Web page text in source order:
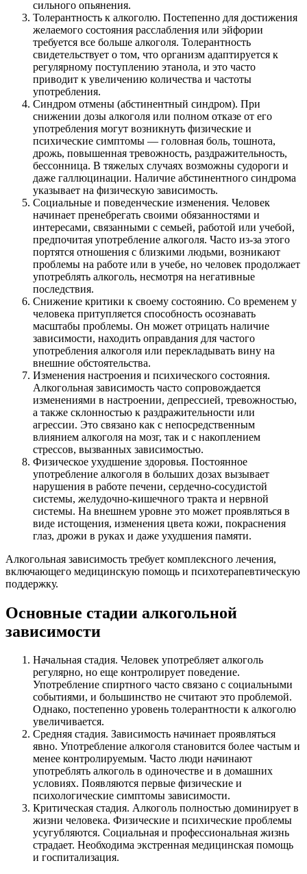
сильного опьянения.
Толерантность к алкоголю. Постепенно для достижения
желаемого состояния расслабления или эйфории
требуется все больше алкоголя. Толерантность
свидетельствует о том, что организм адаптируется к
регулярному поступлению этанола, и это часто
приводит к увеличению количества и частоты
употребления.
Синдром отмены (абстинентный синдром). При
снижении дозы алкоголя или полном отказе от его
употребления могут возникнуть физические и
психические симптомы — головная боль, тошнота,
дрожь, повышенная тревожность, раздражительность,
бессонница. В тяжелых случаях возможны судороги и
даже галлюцинации. Наличие абстинентного синдрома
указывает на физическую зависимость.
Социальные и поведенческие изменения. Человек
начинает пренебрегать своими обязанностями и
интересами, связанными с семьей, работой или учебой,
предпочитая употребление алкоголя. Часто из-за этого
портятся отношения с близкими людьми, возникают
проблемы на работе или в учебе, но человек продолжает
употреблять алкоголь, несмотря на негативные
последствия.
Снижение критики к своему состоянию. Со временем у
человека притупляется способность осознавать
масштабы проблемы. Он может отрицать наличие
зависимости, находить оправдания для частого
употребления алкоголя или перекладывать вину на
внешние обстоятельства.
Изменения настроения и психического состояния.
Алкогольная зависимость часто сопровождается
изменениями в настроении, депрессией, тревожностью,
а также склонностью к раздражительности или
агрессии. Это связано как с непосредственным
влиянием алкоголя на мозг, так и с накоплением
стрессов, вызванных зависимостью.
Физическое ухудшение здоровья. Постоянное
употребление алкоголя в больших дозах вызывает
нарушения в работе печени, сердечно-сосудистой
системы, желудочно-кишечного тракта и нервной
системы. На внешнем уровне это может проявляться в
виде истощения, изменения цвета кожи, покраснения
глаз, дрожи в руках и даже ухудшения памяти.
Алкогольная зависимость требует комплексного лечения,
включающего медицинскую помощь и психотерапевтическую
поддержку.
Основные стадии алкогольной
зависимости
Начальная стадия. Человек употребляет алкоголь
регулярно, но еще контролирует поведение.
Употребление спиртного часто связано с социальными
событиями, и большинство не считают это проблемой.
Однако, постепенно уровень толерантности к алкоголю
увеличивается.
Средняя стадия. Зависимость начинает проявляться
явно. Употребление алкоголя становится более частым и
менее контролируемым. Часто люди начинают
употреблять алкоголь в одиночестве и в домашних
условиях. Появляются первые физические и
психологические симптомы зависимости.
Критическая стадия. Алкоголь полностью доминирует в
жизни человека. Физические и психические проблемы
усугубляются. Социальная и профессиональная жизнь
страдает. Необходима экстренная медицинская помощь
и госпитализация.